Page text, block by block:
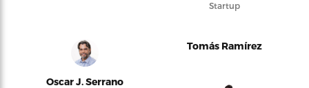
Startup
Oscar J. Serrano
Tomás Ramírez